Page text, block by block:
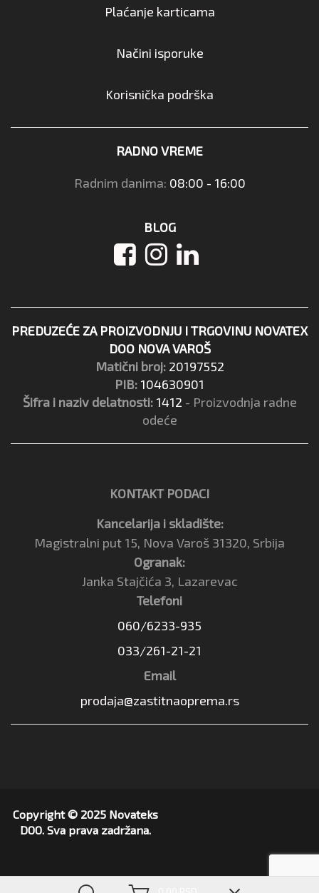
Plaćanje karticama
Načini isporuke
Korisnička podrška
RADNO VREME
Radnim danima: 08:00 - 16:00
BLOG
PREDUZEĆE ZA PROIZVODNJU I TRGOVINU NOVATEX
DOO NOVA VAROŠ
Matični broj: 20197552
PIB: 104630901
Šifra i naziv delatnosti: 1412 - Proizvodnja radne
odeće
KONTAKT PODACI
Kancelarija i skladište:
Magistralni put 15, Nova Varoš 31320, Srbija
Ogranak:
Janka Stajčića 3, Lazarevac
Telefoni
060/6233-935
033/261-21-21
Email
prodaja@zastitnaoprema.rs
Copyright © 2025 Novateks
DOO. Sva prava zadržana.